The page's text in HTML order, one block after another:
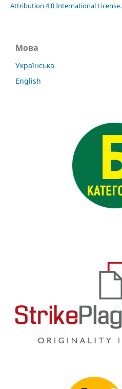
Attribution 4.0 International License.
Мова
Українська
English